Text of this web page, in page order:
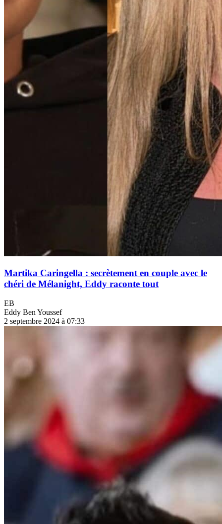
Martika Caringella : secrètement en couple avec le
chéri de Mélanight, Eddy raconte tout
EB
Eddy Ben Youssef
2 septembre 2024 à 07:33